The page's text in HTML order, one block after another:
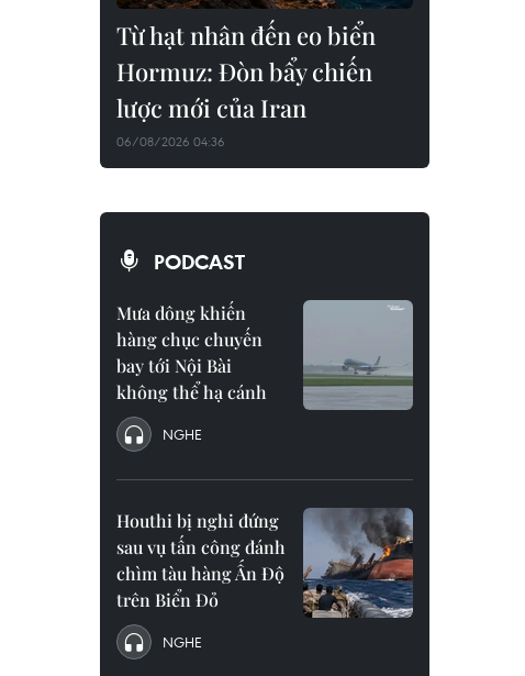
Từ hạt nhân đến eo biển
Hormuz: Đòn bẩy chiến
lược mới của Iran
06/08/2026 04:36
PODCAST
Mưa dông khiến
hàng chục chuyến
bay tới Nội Bài
không thể hạ cánh
NGHE
Houthi bị nghi đứng
sau vụ tấn công đánh
chìm tàu hàng Ấn Độ
trên Biển Đỏ
NGHE